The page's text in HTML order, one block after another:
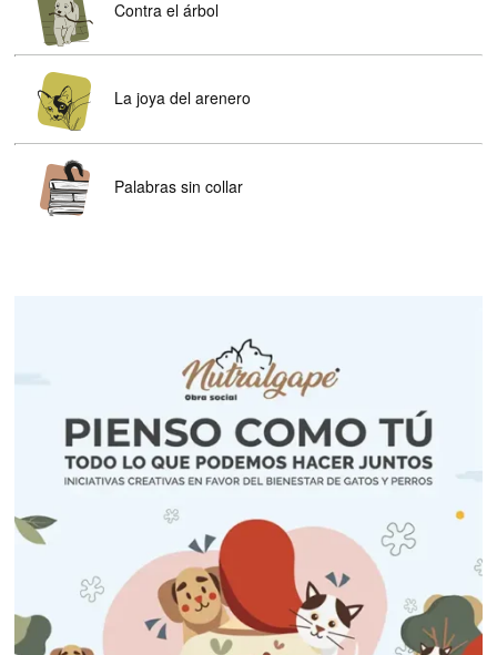
Contra el árbol
La joya del arenero
Palabras sin collar